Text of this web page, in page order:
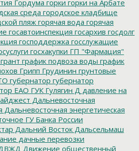
Гордума горки горки на Арбате
среда городское кладбище
пляж горячая вода горячая
госавтоинспекция госархив госдолг
господдержка госслужащие
госхакупки ГП "Фармация"
грант график подвоза воды график
Грипп Грудинин грунтовые
губернатор губернатор
ЕАО ГУК Гулягин Д давление на
Дальневосточная
Дальневосточная энергетическая
ГУ Банка России
Дальний Восток Дальсельмаш
дачные перевозки
Движение общественный